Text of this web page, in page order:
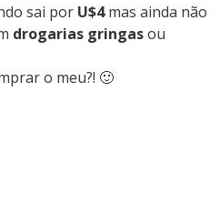
sai por U$4mas ainda não
drogarias gringasou
o meu?! 🙂